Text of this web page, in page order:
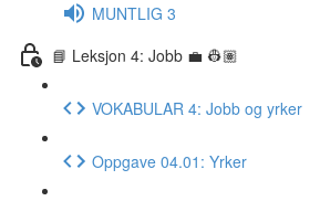
MUNTLIG 3
📘 Leksjon 4: Jobb 💼 👷🏽
VOKABULAR 4: Jobb og yrker
Oppgave 04.01: Yrker